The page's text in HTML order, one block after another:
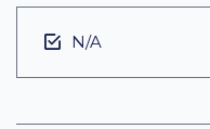
N/A